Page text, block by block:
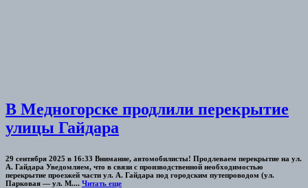
В Медногорске продлили перекрытие
улицы Гайдара
29 сентября 2025 в 16:33 Внимание, автомобилисты! Продлеваем перекрытие на ул.
А. Гайдара Уведомляем, что в связи с производственной необходимостью
перекрытие проезжей части ул. А. Гайдара под городским путепроводом (ул.
Парковая — ул. М.... Читать еще